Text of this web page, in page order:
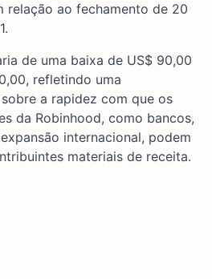
relação ao fechamento de 20
de uma baixa de US$ 90,00
refletindo uma
a rapidez com que os
da Robinhood, como bancos,
internacional, podem
materiais de receita.